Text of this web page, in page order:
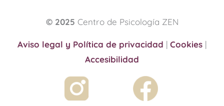
© 2025 Centro de Psicología ZEN
Aviso legal y Política de privacidad | Cookies |
Accesibilidad